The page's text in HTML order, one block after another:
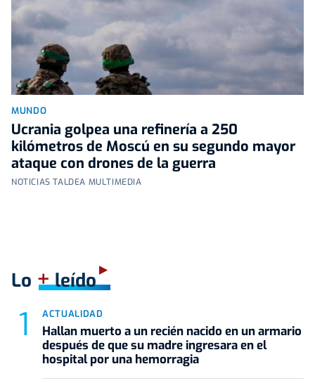
MUNDO
Ucrania golpea una refinería a 250
kilómetros de Moscú en su segundo mayor
ataque con drones de la guerra
NOTICIAS TALDEA MULTIMEDIA
Lo +leído
ACTUALIDAD
Hallan muerto a un recién nacido en un armario
después de que su madre ingresara en el
hospital por una hemorragia